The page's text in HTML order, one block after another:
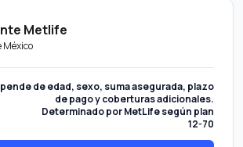
Metlife
México
de edad, sexo, suma asegurada, plazo
de pago y coberturas adicionales.
Determinado por MetLife según plan
12-70